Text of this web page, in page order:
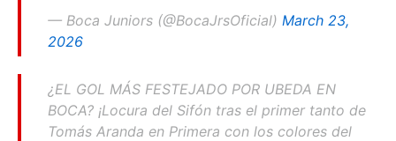
— Boca Juniors (@BocaJrsOficial) March 23,
2026
¿EL GOL MÁS FESTEJADO POR UBEDA EN
BOCA? ¡Locura del Sifón tras el primer tanto de
Tomás Aranda en Primera con los colores del